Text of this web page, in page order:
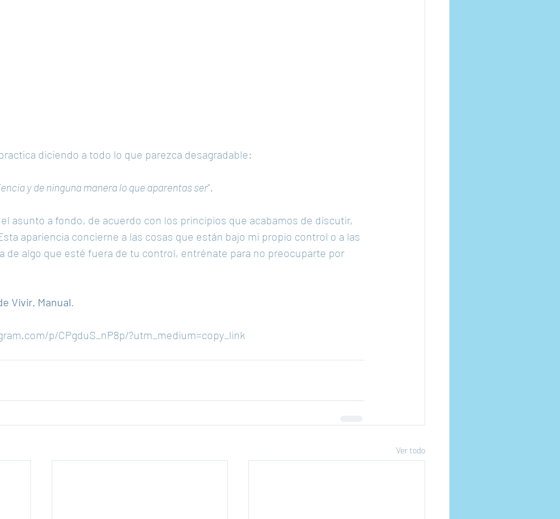
diciendo a todo lo que parezca desagradable:
y de ninguna manera lo que aparentas ser".
asunto a fondo, de acuerdo con los principios que acabamos de discutir,
apariencia concierne a las cosas que están bajo mi propio control o a las
de algo que esté fuera de tu control, entrénate para no preocuparte por
Vivir. Manual.
p/CPgduS_nP8p/?utm_medium=copy_link
Ver todo